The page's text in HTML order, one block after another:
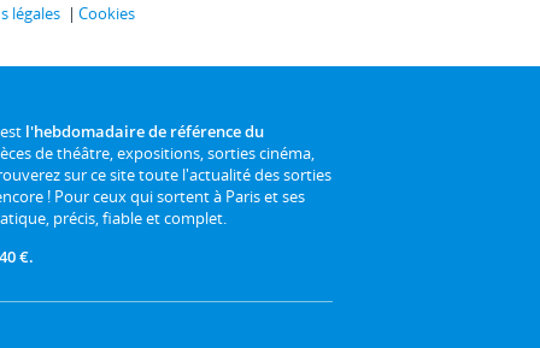
légales Cookies
l'hebdomadaire de référence du
de théâtre, expositions, sorties cinéma,
sur ce site toute l'actualité des sorties
! Pour ceux qui sortent à Paris et ses
précis, fiable et complet.
€.